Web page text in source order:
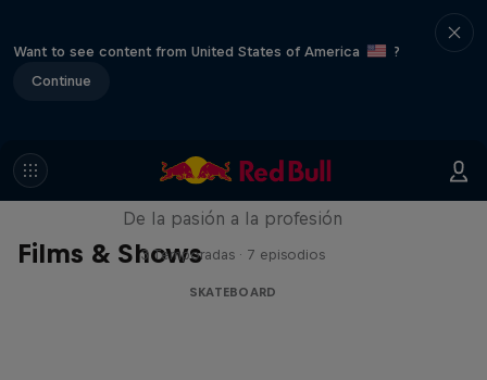
Want to see content from United States of America
?
Continue
Films & Shows
Until 18
De la pasión a la profesión
3 Temporadas · 7 episodios
SKATEBOARD